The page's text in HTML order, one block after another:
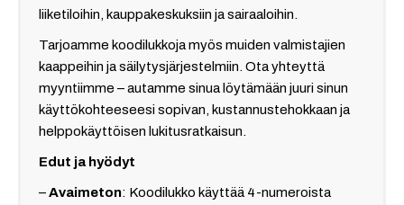
liiketiloihin, kauppakeskuksiin ja sairaaloihin.
Tarjoamme koodilukkoja myös muiden valmistajien
kaappeihin ja säilytysjärjestelmiin. Ota yhteyttä
myyntiimme – autamme sinua löytämään juuri sinun
käyttökohteeseesi sopivan, kustannustehokkaan ja
helppokäyttöisen lukitusratkaisun.
Edut ja hyödyt
–Avaimeton: Koodilukko käyttää 4-numeroista